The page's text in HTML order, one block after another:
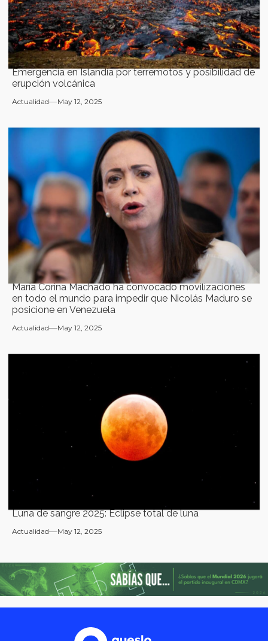
Emergencia en Islandia por terremotos y posibilidad de
erupción volcánica
Actualidad May 12, 2025
María Corina Machado ha convocado movilizaciones
en todo el mundo para impedir que Nicolás Maduro se
posicione en Venezuela
Actualidad May 12, 2025
Luna de sangre 2025: Eclipse total de luna
Actualidad May 12, 2025